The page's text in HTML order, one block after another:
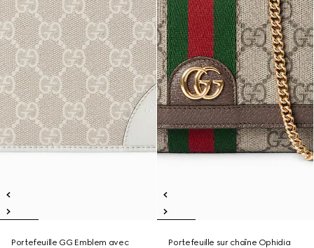
Portefeuille GG Emblem avec
Portefeuille sur chaîne Ophidia